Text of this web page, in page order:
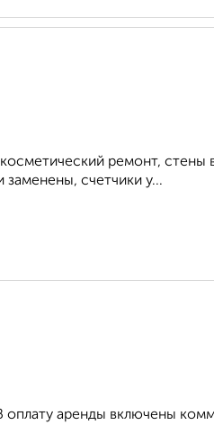
ремонт, стены
счетчики у...
оплату аренды включены